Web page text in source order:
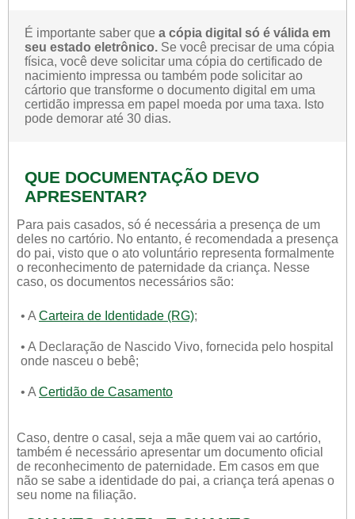
É importante saber que a cópia digital só é válida em
seu estado eletrônico. Se você precisar de uma cópia
física, você deve solicitar uma cópia do certificado de
nacimiento impressa ou também pode solicitar ao
cártorio que transforme o documento digital em uma
certidão impressa em papel moeda por uma taxa. Isto
pode demorar até 30 dias.
QUE DOCUMENTAÇÃO DEVO
APRESENTAR?
Para pais casados, só é necessária a presença de um
deles no cartório. No entanto, é recomendada a presença
do pai, visto que o ato voluntário representa formalmente
o reconhecimento de paternidade da criança. Nesse
caso, os documentos necessários são:
• A Carteira de Identidade (RG);
• A Declaração de Nascido Vivo, fornecida pelo hospital
onde nasceu o bebê;
• A Certidão de Casamento
Caso, dentre o casal, seja a mãe quem vai ao cartório,
também é necessário apresentar um documento oficial
de reconhecimento de paternidade. Em casos em que
não se sabe a identidade do pai, a criança terá apenas o
seu nome na filiação.